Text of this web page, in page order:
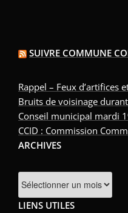
SUIVRE COMMUNE
Rappel – Feux d’artifices
Bruits de voisinage
Conseil municipal mardi
CCID : Commission
ARCHIVES
LIENS UTILES